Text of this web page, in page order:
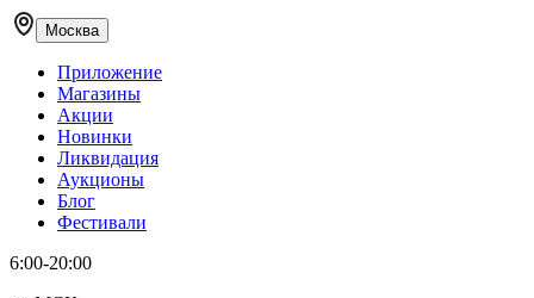
Москва
Приложение
Магазины
Акции
Новинки
Ликвидация
Аукционы
Блог
Фестивали
6:00-20:00